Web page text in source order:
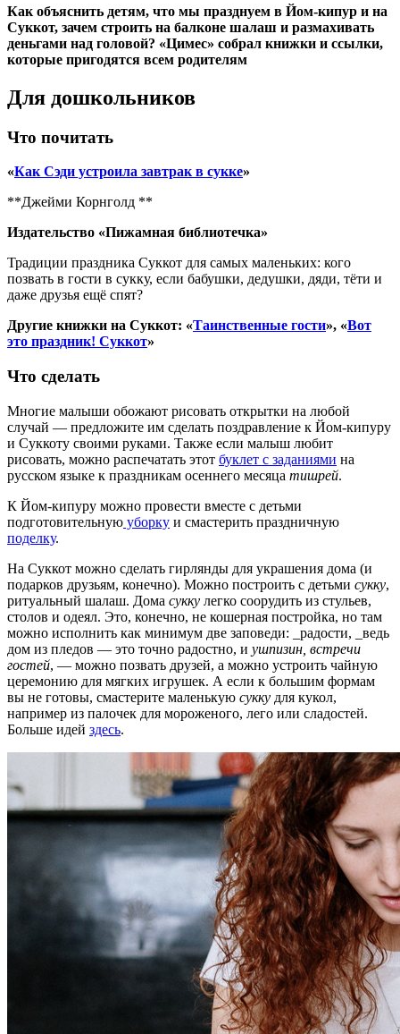
Как объяснить детям, что мы празднуем в Йом-кипур и на
Суккот, зачем строить на балконе шалаш и размахивать
деньгами над головой? «Цимес» собрал книжки и ссылки,
которые пригодятся всем родителям
Для дошкольников
Что почитать
«Как Сэди устроила завтрак в сукке»
**Джейми Корнголд **
Издательство «Пижамная библиотечка»
Традиции праздника Суккот для самых маленьких: кого
позвать в гости в сукку, если бабушки, дедушки, дяди, тёти и
даже друзья ещё спят?
Другие книжки на Суккот: «Таинственные гости», «Вот
это праздник! Суккот»
Что сделать
Многие малыши обожают рисовать открытки на любой
случай — предложите им сделать поздравление к Йом-кипуру
и Суккоту своими руками. Также если малыш любит
рисовать, можно распечатать этот буклет с заданиями на
русском языке к праздникам осеннего месяца тишрей.
К Йом-кипуру можно провести вместе с детьми
подготовительную уборку и смастерить праздничную
поделку.
На Суккот можно сделать гирлянды для украшения дома (и
подарков друзьям, конечно). Можно построить с детьми сукку,
ритуальный шалаш. Дома сукку легко соорудить из стульев,
столов и одеял. Это, конечно, не кошерная постройка, но там
можно исполнить как минимум две заповеди: _радости, _ведь
дом из пледов — это точно радостно, и ушпизин, встречи
гостей, — можно позвать друзей, а можно устроить чайную
церемонию для мягких игрушек. А если к большим формам
вы не готовы, смастерите маленькую сукку для кукол,
например из палочек для мороженого, лего или сладостей.
Больше идей здесь.